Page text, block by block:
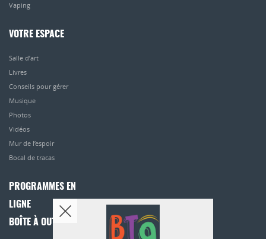
Vaping
VOTRE ESPACE
Salle d’art
Livres
Conseils pour gérer
Musique
Photos
Vidéos
Mur de l’espoir
Bocal de tracas
PROGRAMMES EN
LIGNE
BOÎTE À OUTILS